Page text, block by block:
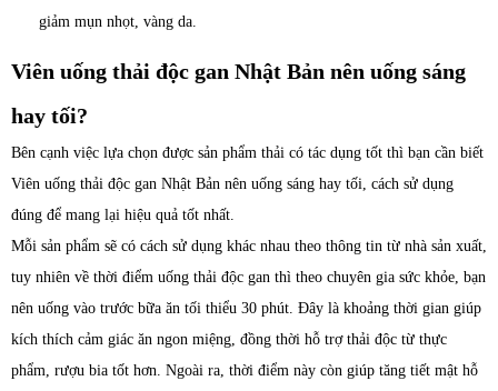
giảm mụn nhọt, vàng da.
Viên uống thải độc gan Nhật Bản nên uống sáng
hay tối?
Bên cạnh việc lựa chọn được sản phẩm thải có tác dụng tốt thì bạn cần biết
Viên uống thải độc gan Nhật Bản nên uống sáng hay tối, cách sử dụng
đúng để mang lại hiệu quả tốt nhất.
Mỗi sản phẩm sẽ có cách sử dụng khác nhau theo thông tin từ nhà sản xuất,
tuy nhiên về thời điểm uống thải độc gan thì theo chuyên gia sức khỏe, bạn
nên uống vào trước bữa ăn tối thiểu 30 phút. Đây là khoảng thời gian giúp
kích thích cảm giác ăn ngon miệng, đồng thời hỗ trợ thải độc từ thực
phẩm, rượu bia tốt hơn. Ngoài ra, thời điểm này còn giúp tăng tiết mật hỗ